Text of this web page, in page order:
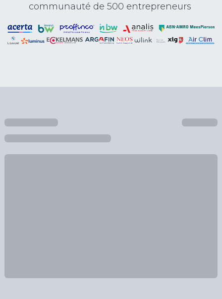
communauté de 500 entrepreneurs